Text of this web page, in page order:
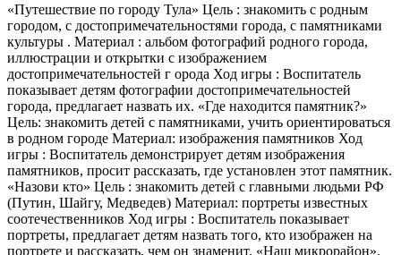
«Путешествие по городу Тула» Цель : знакомить с родным
городом, с достопримечательностями города, с памятниками
культуры . Материал : альбом фотографий родного города,
иллюстрации и открытки с изображением
достопримечательностей г орода Ход игры : Воспитатель
показывает детям фотографии достопримечательностей
города, предлагает назвать их. «Где находится памятник?»
Цель: знакомить детей с памятниками, учить ориентироваться
в родном городе Материал: изображения памятников Ход
игры : Воспитатель демонстрирует детям изображения
памятников, просит рассказать, где установлен этот памятник.
«Назови кто» Цель : знакомить детей с главными людьми РФ
(Путин, Шайгу, Медведев) Материал: портреты известных
соотечественников Ход игры : Воспитатель показывает
портреты, предлагает детям назвать того, кто изображен на
портрете и рассказать, чем он знаменит. «Наш микрорайон».